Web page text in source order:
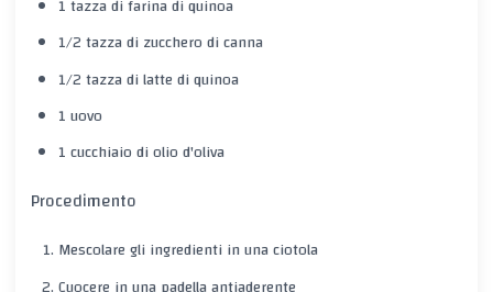
1 tazza di farina di quinoa
1/2 tazza di zucchero di canna
1/2 tazza di latte di quinoa
1 uovo
1 cucchiaio di olio d'oliva
Procedimento
Mescolare gli ingredienti in una ciotola